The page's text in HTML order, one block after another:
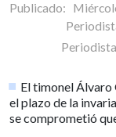
Publicado:
El timonel Álvaro
el plazo de la
se comprometió